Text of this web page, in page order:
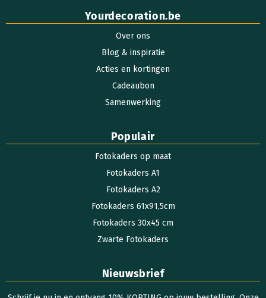
Yourdecoration.be
Over ons
Blog & inspiratie
Acties en kortingen
Cadeaubon
Samenwerking
Populair
Fotokaders op maat
Fotokaders A1
Fotokaders A2
Fotokaders 61x91,5cm
Fotokaders 30x45 cm
Zwarte Fotokaders
Nieuwsbrief